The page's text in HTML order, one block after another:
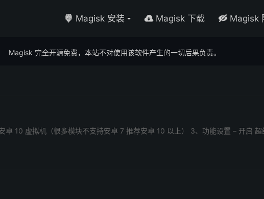
 Magisk 安装 Magisk 下载  Magisk
Magisk 完全开源免费，本站不对使用该软件产生的一切后果负责。
卓 10 虚拟机（很多模块不支持安卓 7 推荐安卓 10 以上） 3、功能设置 – 开启